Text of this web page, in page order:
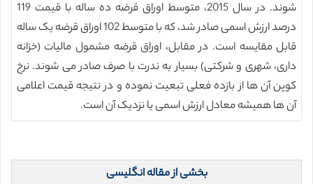
شوند. در سال 2015، متوسط اوراق قرضه ده ساله با قیمت 119
درصد ارزش اسمی صادر شد، که با متوسط 102 اوراق قرضه یک ساله
قابل مقایسه است. در مقابل، اوراق قرضه مشمول مالیات (خزانه
داری، شهری و شرکتی) بسیار به ندرت با صرف صادر می شوند. نرخ
کوپن آن ها از بازده فعلی تبعیت نموده و در نتیجه قیمت اعلامی
آن ها همیشه معادل ارزش اسمی یا نزدیک آن است.
بخشی از مقاله انگلیسی